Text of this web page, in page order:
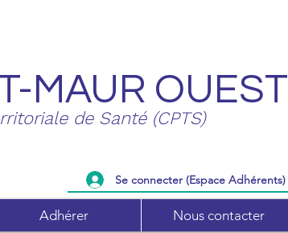
Se connecter (Espace Adhérents)
MAUR OUEST
de Santé (CPTS)
Adhérer Nous contacter